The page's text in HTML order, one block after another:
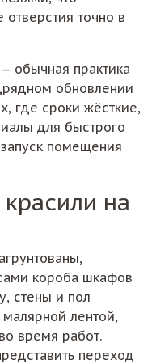
точно в
обычная практика
обновлении
где сроки жёсткие,
для быстрого
помещения
на
короба шкафов
стены и пол
лентой,
время работ.
переход